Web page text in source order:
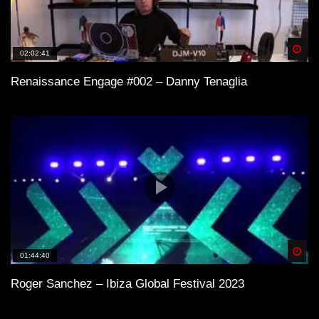
02:02:41
Renaissance Engage #002 – Danny Tenaglia
01:44:40
Roger Sanchez – Ibiza Global Festival 2023